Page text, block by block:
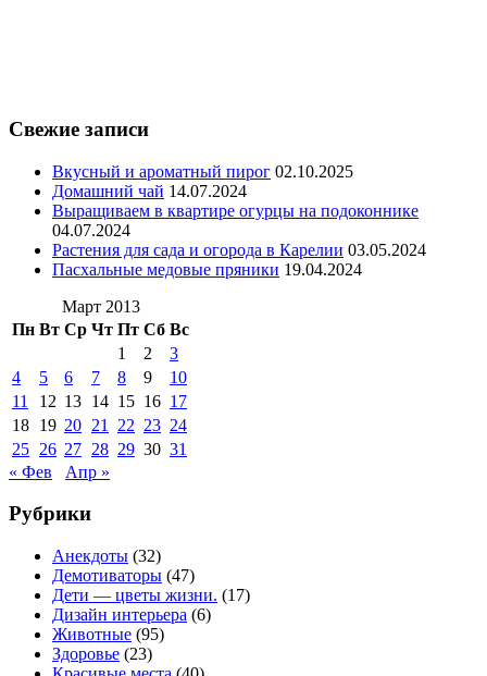
Свежие записи
Вкусный и ароматный пирог 02.10.2025
Домашний чай 14.07.2024
Выращиваем в квартире огурцы на подоконнике
04.07.2024
Растения для сада и огорода в Карелии 03.05.2024
Пасхальные медовые пряники 19.04.2024
Март 2013
Пн Вт Ср Чт Пт Сб Вс
1
2
3
4
5 6 7 8 9
10
11
12 13 14 15 16 17
18 19 20 21 22 23 24
25 26 27 28 29 30 31
« Фев
Апр »
Рубрики
Анекдоты (32)
Демотиваторы (47)
Дети — цветы жизни. (17)
Дизайн интерьера (6)
Животные (95)
Здоровье (23)